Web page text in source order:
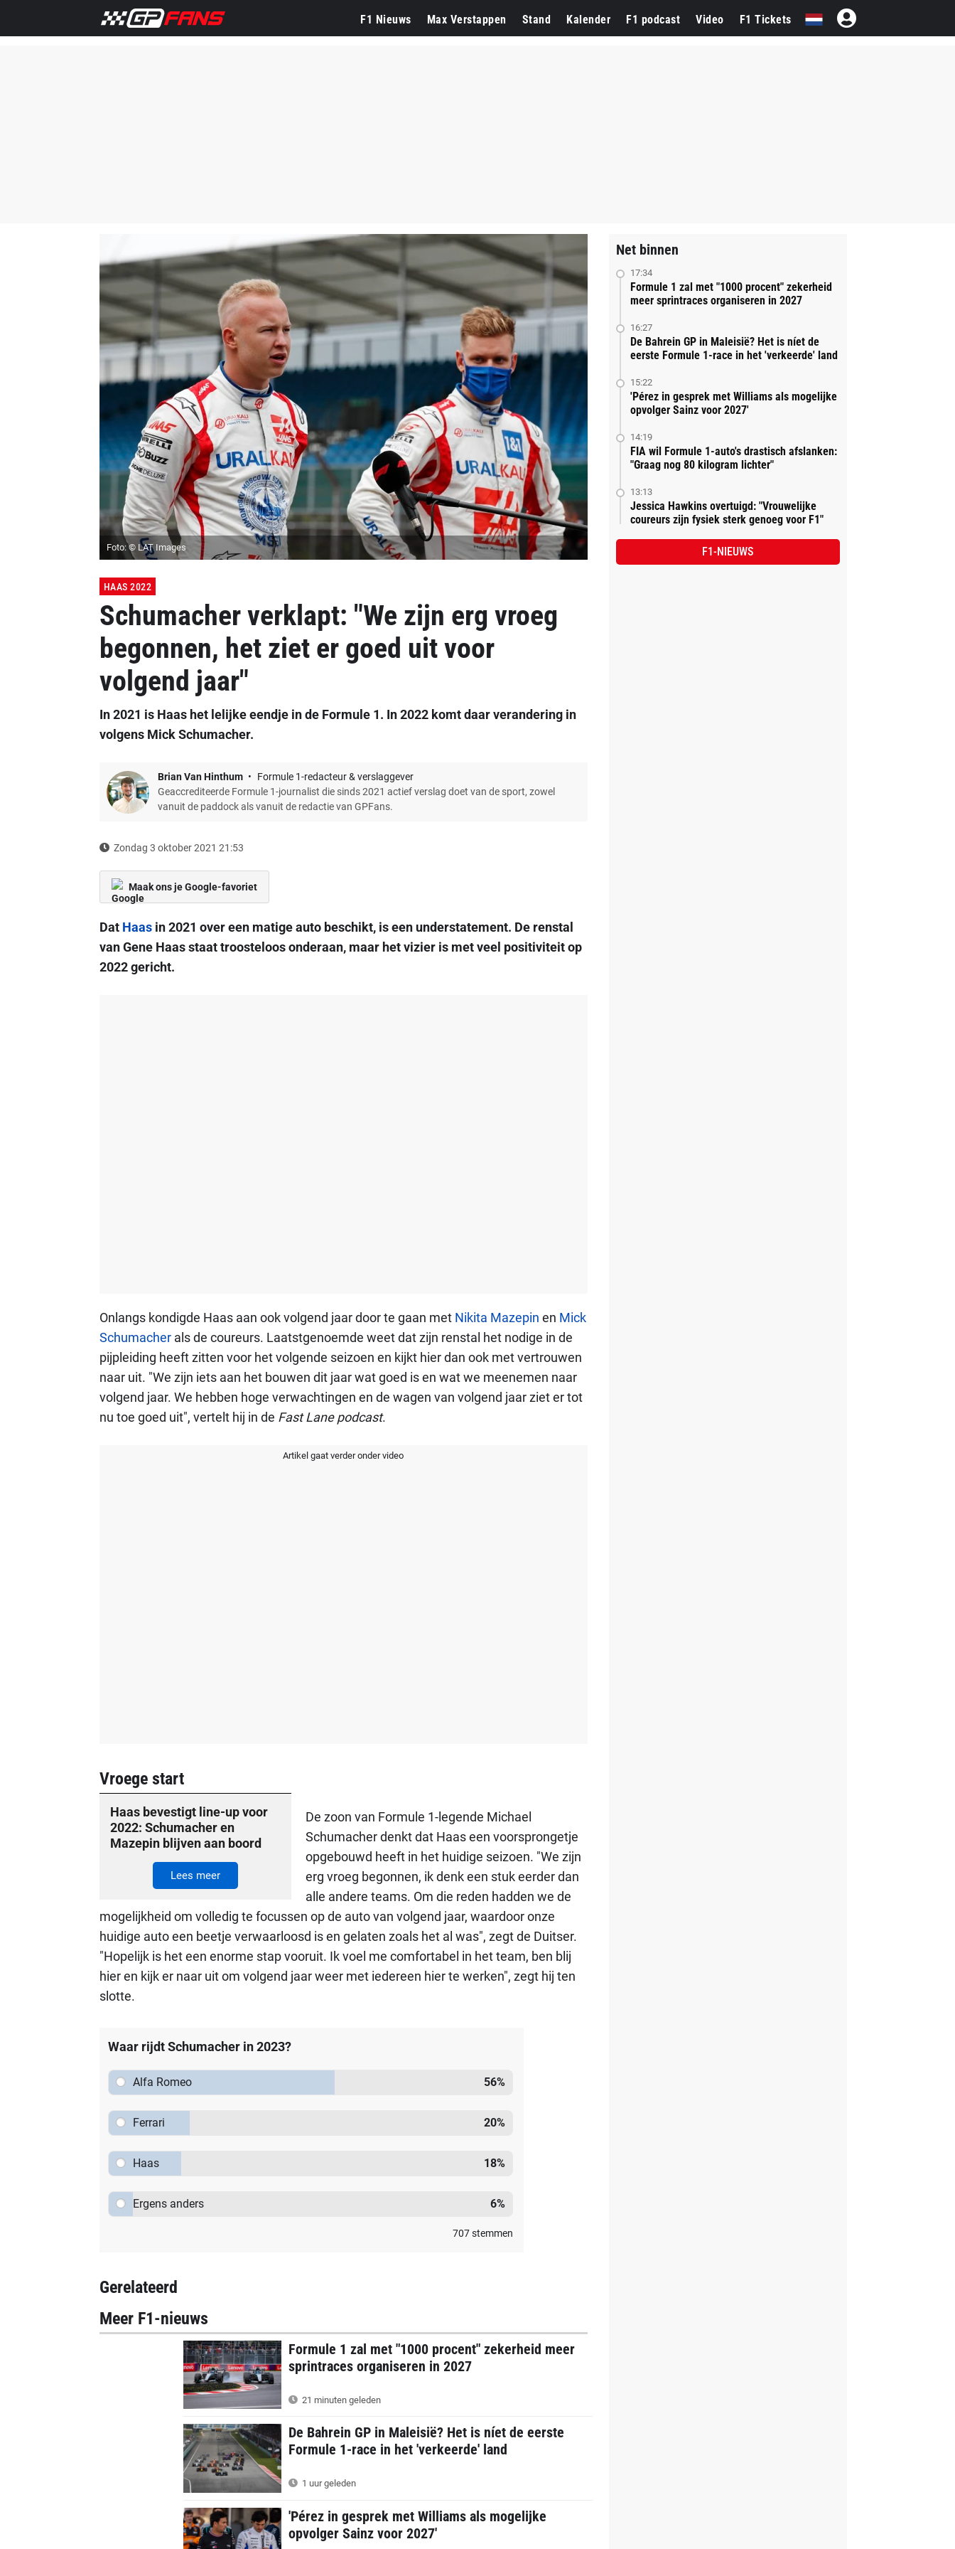
F1 Nieuws Max Verstappen Stand Kalender F1 podcast Video F1 Tickets
Foto: © LAT Images
HAAS 2022
Schumacher verklapt: "We zijn erg vroeg
begonnen, het ziet er goed uit voor
volgend jaar"
In 2021 is Haas het lelijke eendje in de Formule 1. In 2022 komt daar verandering in
volgens Mick Schumacher.
Brian Van Hinthum
Formule 1-redacteur & verslaggever
Geaccrediteerde Formule 1-journalist die sinds 2021 actief verslag doet van de sport, zowel
vanuit de paddock als vanuit de redactie van GPFans.
Zondag 3 oktober 2021 21:53
Maak ons je Google-favoriet
Dat Haasin 2021 over een matige auto beschikt, is een understatement. De renstal
van Gene Haas staat troosteloos onderaan, maar het vizier is met veel positiviteit op
2022 gericht.
Onlangs kondigde Haas aan ook volgend jaar door te gaan met Nikita Mazepin en Mick
Schumacherals de coureurs. Laatstgenoemde weet dat zijn renstal het nodige in de
pijpleiding heeft zitten voor het volgende seizoen en kijkt hier dan ook met vertrouwen
naar uit. "We zijn iets aan het bouwen dit jaar wat goed is en wat we meenemen naar
volgend jaar. We hebben hoge verwachtingen en de wagen van volgend jaar ziet er tot
nu toe goed uit", vertelt hij in de Fast Lane podcast.
Artikel gaat verder onder video
Vroege start
Haas bevestigt line-up voor
2022: Schumacher en
Mazepin blijven aan boord
Lees meer
De zoon van Formule 1-legende Michael
Schumacher denkt dat Haas een voorsprongetje
opgebouwd heeft in het huidige seizoen. "We zijn
erg vroeg begonnen, ik denk een stuk eerder dan
alle andere teams. Om die reden hadden we de
mogelijkheid om volledig te focussen op de auto van volgend jaar, waardoor onze
huidige auto een beetje verwaarloosd is en gelaten zoals het al was", zegt de Duitser.
"Hopelijk is het een enorme stap vooruit. Ik voel me comfortabel in het team, ben blij
hier en kijk er naar uit om volgend jaar weer met iedereen hier te werken", zegt hij ten
slotte.
Waar rijdt Schumacher in 2023?
Alfa Romeo 56%
Ferrari 20%
Haas 18%
Ergens anders 6%
707stemmen
Gerelateerd
Meer F1-nieuws
Formule 1 zal met "1000 procent" zekerheid meer
sprintraces organiseren in 2027
21 minuten geleden
De Bahrein GP in Maleisië? Het is níet de eerste
Formule 1-race in het 'verkeerde' land
1 uur geleden
'Pérez in gesprek met Williams als mogelijke
opvolger Sainz voor 2027'
Net binnen
17:34
Formule 1 zal met "1000 procent" zekerheid
meer sprintraces organiseren in 2027
16:27
De Bahrein GP in Maleisië? Het is níet de
eerste Formule 1-race in het 'verkeerde' land
15:22
'Pérez in gesprek met Williams als mogelijke
opvolger Sainz voor 2027'
14:19
FIA wil Formule 1-auto's drastisch afslanken:
"Graag nog 80 kilogram lichter"
13:13
Jessica Hawkins overtuigd: "Vrouwelijke
coureurs zijn fysiek sterk genoeg voor F1"
F1-NIEUWS